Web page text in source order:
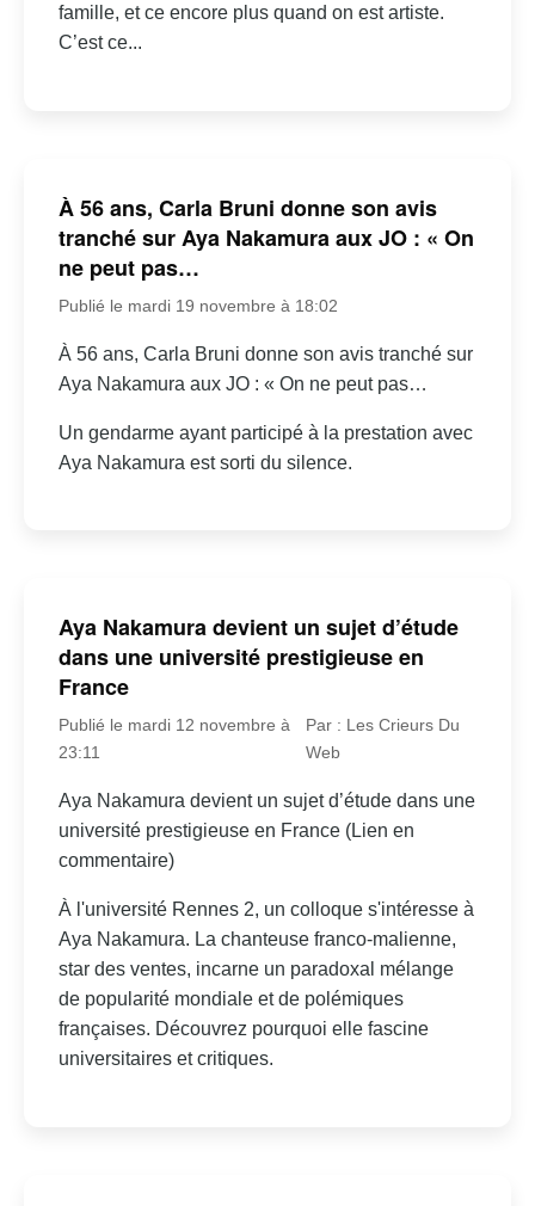
famille, et ce encore plus quand on est artiste.
C’est ce...
À 56 ans, Carla Bruni donne son avis
tranché sur Aya Nakamura aux JO : « On
ne peut pas…
Publié le mardi 19 novembre à 18:02
À 56 ans, Carla Bruni donne son avis tranché sur
Aya Nakamura aux JO : « On ne peut pas…
Un gendarme ayant participé à la prestation avec
Aya Nakamura est sorti du silence.
Aya Nakamura devient un sujet d’étude
dans une université prestigieuse en
France
Publié le mardi 12 novembre à
23:11
Par : Les Crieurs Du
Web
Aya Nakamura devient un sujet d’étude dans une
université prestigieuse en France (Lien en
commentaire)
À l'université Rennes 2, un colloque s'intéresse à
Aya Nakamura. La chanteuse franco-malienne,
star des ventes, incarne un paradoxal mélange
de popularité mondiale et de polémiques
françaises. Découvrez pourquoi elle fascine
universitaires et critiques.